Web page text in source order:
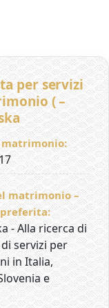
per servizi
( –
matrimonio:
matrimonio –
- Alla ricerca di
servizi per
in Italia,
e